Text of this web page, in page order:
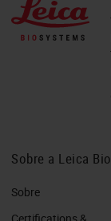
Sobre a Leica
Sobre